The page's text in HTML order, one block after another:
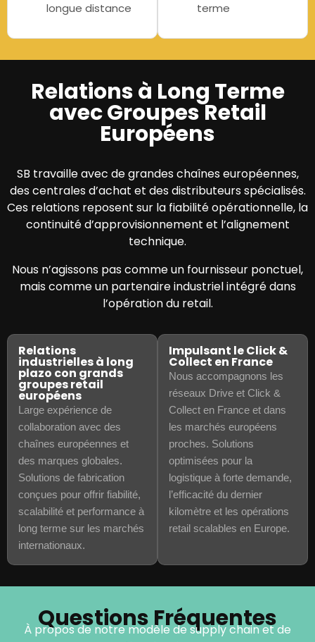
longue distance
terme
Relations à Long Terme
avec Groupes Retail
Européens
SB travaille avec de grandes chaînes européennes,
des centrales d’achat et des distributeurs spécialisés.
Ces relations reposent sur la fiabilité opérationnelle, la
continuité d’approvisionnement et l’alignement
technique.
Nous n’agissons pas comme un fournisseur ponctuel,
mais comme un partenaire industriel intégré dans
l’opération du retail.
Relations
industrielles à long
plazo con grands
groupes retail
européens
Large expérience de
collaboration avec des
chaînes européennes et
des marques globales.
Solutions de fabrication
conçues pour offrir fiabilité,
scalabilité et performance à
long terme sur les marchés
internationaux.
Impulsant le Click &
Collect en France
Nous accompagnons les
réseaux Drive et Click &
Collect en France et dans
les marchés européens
proches. Solutions
optimisées pour la
logistique à forte demande,
l’efficacité du dernier
kilomètre et les opérations
retail scalables en Europe.
Questions Fréquentes
À propos de notre modèle de supply chain et de